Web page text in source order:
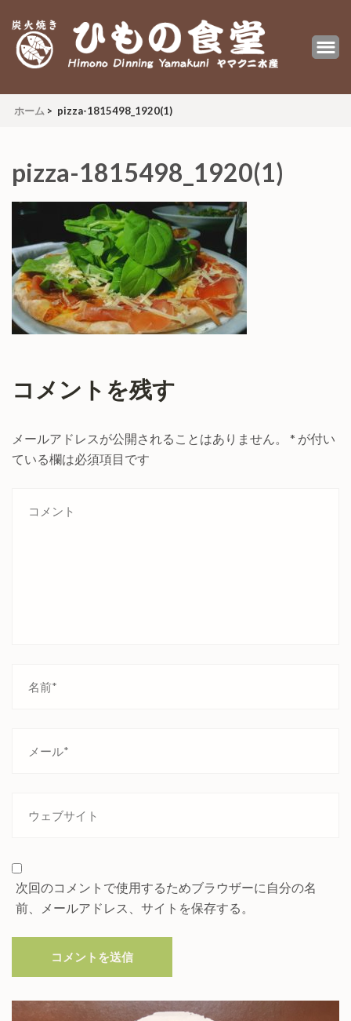
ホーム > pizza-1815498_1920(1)
pizza-1815498_1920(1)
コメントを残す
メールアドレスが公開されることはありません。 * が付い
ている欄は必須項目です
次回のコメントで使用するためブラウザーに自分の名
前、メールアドレス、サイトを保存する。